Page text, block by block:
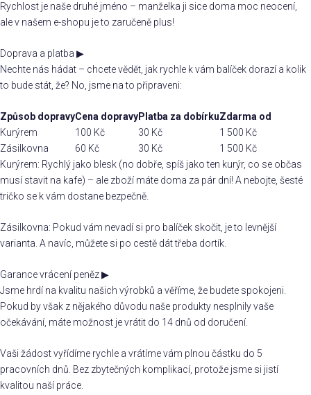
Rychlost je naše druhé jméno – manželka ji sice doma moc neocení,
ale v našem e-shopu je to zaručeně plus!
Doprava a platba ▶
Nechte nás hádat – chcete vědět, jak rychle k vám balíček dorazí a kolik
to bude stát, že? No, jsme na to připraveni:
Způsob dopravyCena dopravyPlatba za dobírkuZdarma od
Kurýrem
100 Kč 30 Kč
1 500 Kč
Zásilkovna
60 Kč 30 Kč
1 500 Kč
Kurýrem: Rychlý jako blesk (no dobře, spíš jako ten kurýr, co se občas
musí stavit na kafe) – ale zboží máte doma za pár dní! A nebojte, šesté
tričko se k vám dostane bezpečně.
Zásilkovna: Pokud vám nevadí si pro balíček skočit, je to levnější
varianta. A navíc, můžete si po cestě dát třeba dortík.
Garance vrácení peněz▶
Jsme hrdí na kvalitu našich výrobků a věříme, že budete spokojeni.
Pokud by však z nějakého důvodu naše produkty nesplnily vaše
očekávání, máte možnost je vrátit do 14 dnů od doručení.
Vaši žádost vyřídíme rychle a vrátíme vám plnou částku do 5
pracovních dnů. Bez zbytečných komplikací, protože jsme si jistí
kvalitou naší práce.